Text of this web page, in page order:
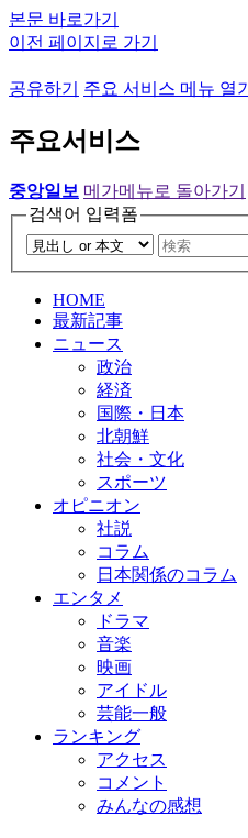
본문 바로가기
이전 페이지로 가기
공유하기 주요 서비스 메뉴 열기
주요서비스
중앙일보 메가메뉴로 돌아가기
검색어 입력폼
HOME
最新記事
ニュース
政治
経済
国際・日本
北朝鮮
社会・文化
スポーツ
オピニオン
社説
コラム
日本関係のコラム
エンタメ
ドラマ
音楽
映画
アイドル
芸能一般
ランキング
アクセス
コメント
みんなの感想